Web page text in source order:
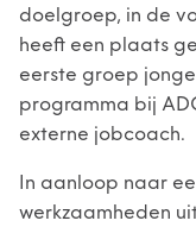
doelgroep, in de
heeft een plaats
eerste groep
programma bij
externe jobcoach.
In aanloop naar
werkzaamheden